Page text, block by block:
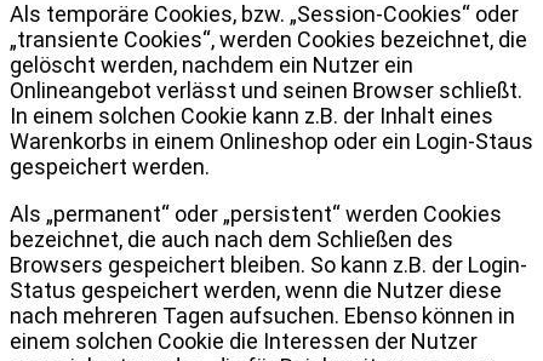
Als temporäre Cookies, bzw. „Session-Cookies“ oder
„transiente Cookies“, werden Cookies bezeichnet, die
gelöscht werden, nachdem ein Nutzer ein
Onlineangebot verlässt und seinen Browser schließt.
In einem solchen Cookie kann z.B. der Inhalt eines
Warenkorbs in einem Onlineshop oder ein Login-Staus
gespeichert werden.
Als „permanent“ oder „persistent“ werden Cookies
bezeichnet, die auch nach dem Schließen des
Browsers gespeichert bleiben. So kann z.B. der Login-
Status gespeichert werden, wenn die Nutzer diese
nach mehreren Tagen aufsuchen. Ebenso können in
einem solchen Cookie die Interessen der Nutzer